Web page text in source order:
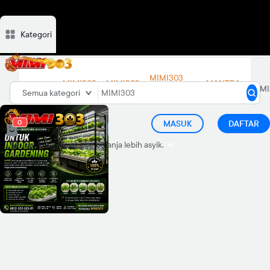
Kategori
Semua kategori
0 MASUK
DAFTAR
Tambah alamat biar belanja lebih asyik.
MIMI303
MIMI303
LOGIN
MIMI303
DAFTAR
MIMI303
MANTRA